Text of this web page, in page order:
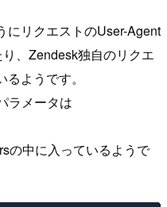
にリクエストのUser-Agent
、Zendesk独自のリクエ
ようです。
ラメータは
の中に入っているようで